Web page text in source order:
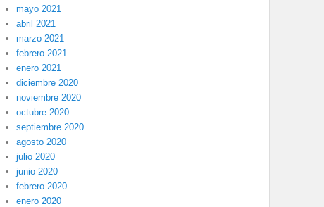
mayo 2021
abril 2021
marzo 2021
febrero 2021
enero 2021
diciembre 2020
noviembre 2020
octubre 2020
septiembre 2020
agosto 2020
julio 2020
junio 2020
febrero 2020
enero 2020